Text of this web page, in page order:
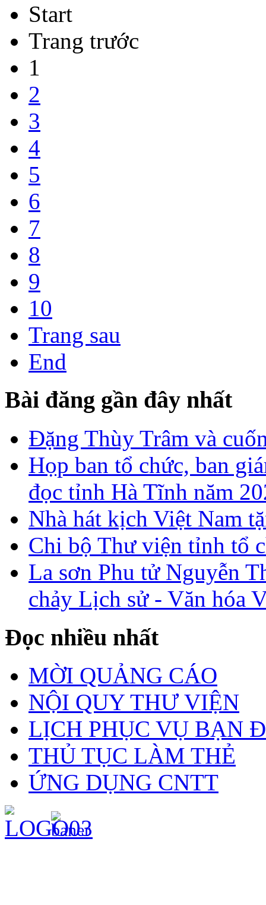
Start
Trang trước
1
2
3
4
5
6
7
8
9
10
Trang sau
End
Bài đăng gần đây nhất
Đặng Thùy Trâm và
Họp ban tổ chức, ban
đọc tỉnh Hà Tĩnh năm
Nhà hát kịch Việt Nam
Chi bộ Thư viện tỉnh tổ
La sơn Phu tử Nguyễn
chảy Lịch sử - Văn hóa
Đọc nhiều nhất
MỜI QUẢNG CÁO
NỘI QUY THƯ VIỆN
LỊCH PHỤC VỤ BẠN
THỦ TỤC LÀM THẺ
ỨNG DỤNG CNTT